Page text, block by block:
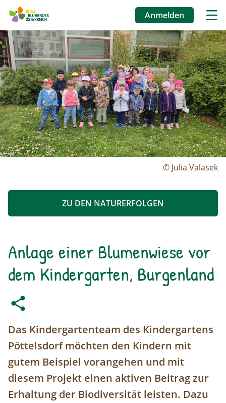
Direkt
zum
Inhalt
Benutzermenü
Anmelden
Image
© Julia Valasek
ZU DEN NATURERFOLGEN
Anlage einer Blumenwiese vor
dem Kindergarten, Burgenland
Das Kindergartenteam des Kindergartens
Pöttelsdorf möchten den Kindern mit
gutem Beispiel vorangehen und mit
diesem Projekt einen aktiven Beitrag zur
Erhaltung der Biodiversität leisten. Dazu